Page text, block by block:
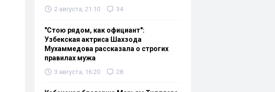
2 августа, 21:10 34
"Стою рядом, как официант":
Узбекская актриса Шахзода
Мухаммедова рассказала о строгих
правилах мужа
3 августа, 16:20 28